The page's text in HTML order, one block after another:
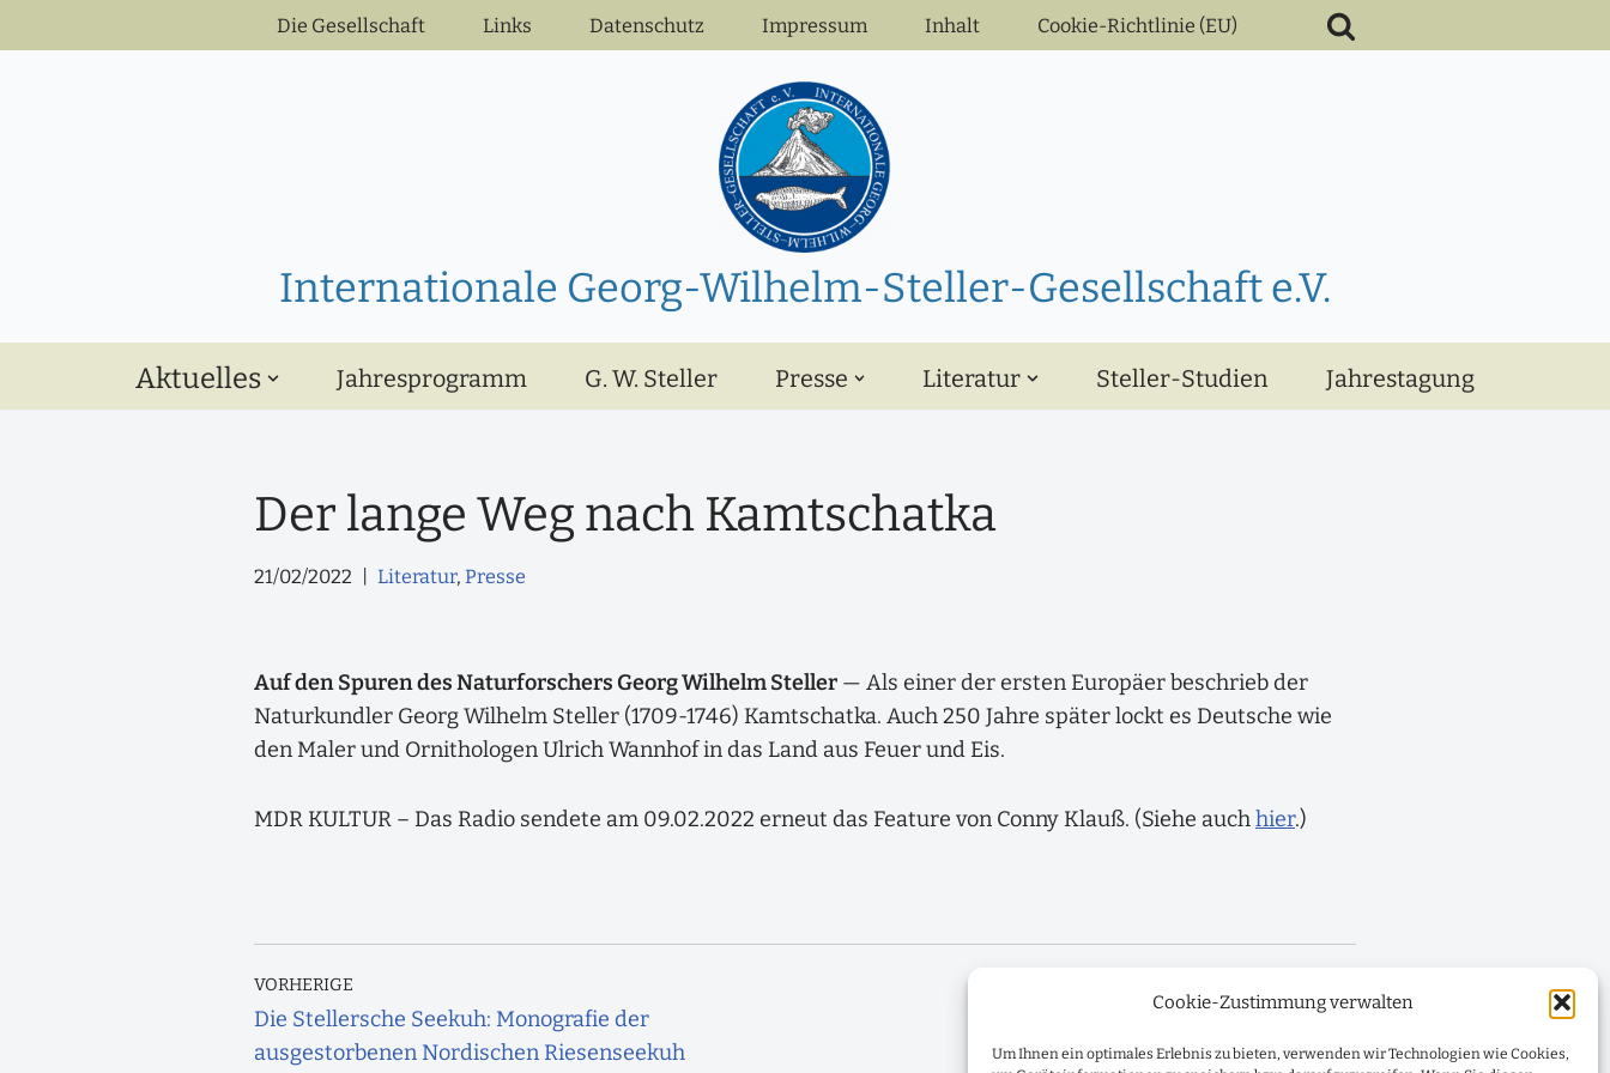
Cookie-Zustimmung verwalten
Um Ihnen ein optimales Erlebnis zu bieten, verwenden wir Technologien wie Cookies,
Die Gesellschaft Links Datenschutz Impressum Inhalt Cookie-Richtlinie (EU)
Internationale Georg-Wilhelm-Steller-Gesellschaft e.V.
Aktuelles Jahresprogramm G. W. Steller Presse Literatur Steller-Studien Jahrestagung
Der lange Weg nach Kamtschatka
21/02/2022 Literatur, Presse
Auf den Spuren des Naturforschers Georg Wilhelm Steller — Als einer der ersten Europäer beschrieb der
Naturkundler Georg Wilhelm Steller (1709-1746) Kamtschatka. Auch 250 Jahre später lockt es Deutsche wie
den Maler und Ornithologen Ulrich Wannhof in das Land aus Feuer und Eis.
MDR KULTUR – Das Radio sendete am 09.02.2022 erneut das Feature von Conny Klauß. (Siehe auchhier.)
VORHERIGE
Die Stellersche Seekuh: Monografie der
ausgestorbenen Nordischen Riesenseekuh
Krieg gegen die Ukraine